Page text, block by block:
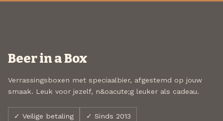
Beer in a Box
Verrassingsboxen met speciaalbier, afgestemd op jouw
smaak. Leuk voor jezelf, n&oacute;g leuker als cadeau.
✓ Veilige betaling ✓ Sinds 2013